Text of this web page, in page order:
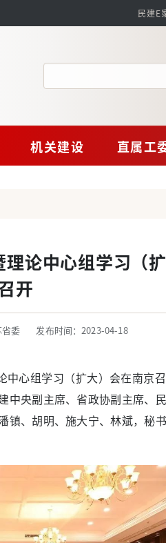
民建E
机关建设 直属工
论中心组学习（
开
委 发布时间：2023-04-18
心组学习（扩大）会在南京
央副主席、省政协副主席、
镇、胡明、施大宁、林斌，秘